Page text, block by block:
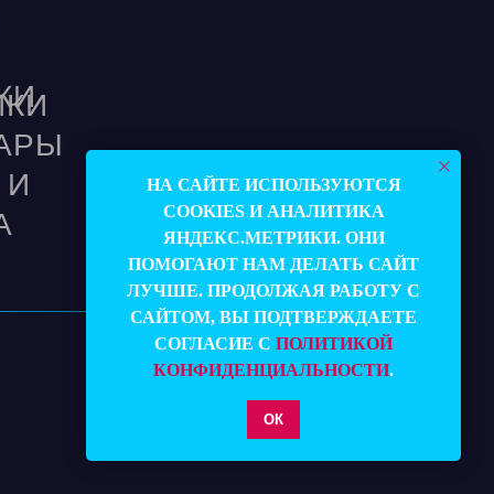
НА САЙТЕ ИСПОЛЬЗУЮТСЯ
COOKIES И АНАЛИТИКА
ЯНДЕКС.МЕТРИКИ. ОНИ
ПОМОГАЮТ НАМ ДЕЛАТЬ САЙТ
ЛУЧШЕ. ПРОДОЛЖАЯ РАБОТУ С
САЙТОМ, ВЫ ПОДТВЕРЖДАЕТЕ
СОГЛАСИЕ С ПОЛИТИКОЙ
КОНФИДЕНЦИАЛЬНОСТИ.
ОК